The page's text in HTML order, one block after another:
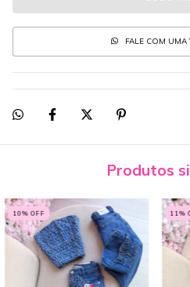
FALE COM UMA
Produtos
10% OFF 11%